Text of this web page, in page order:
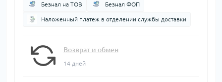
Безнал на ТОВ Безнал ФОП
Наложенный платеж в отделении службы доставки
Возврат и обмен
14 дней